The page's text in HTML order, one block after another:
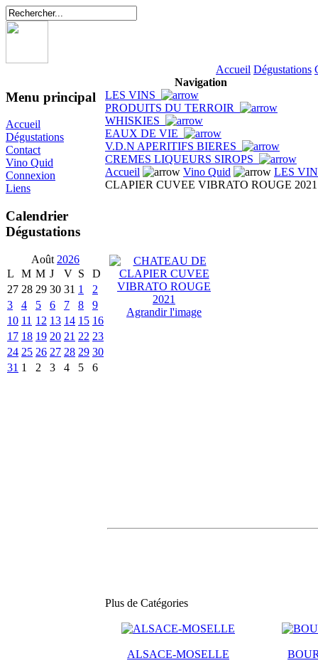
Accueil Dégustations
Menu principal
Accueil
Dégustations
Contact
Vino Quid
Connexion
Liens
Calendrier
Dégustations
Août 2026
L
M M J V S
D
27 28 29 30 31 1
2
3
4 5 6 7 8
9
10 11 12 13 14 15 16
17 18 19 20 21 22 23
24 25 26 27 28 29 30
31 1 2 3 4 5 6
Navigation
LES VINS
PRODUITS DU TERROIR
WHISKIES
EAUX DE VIE
V.D.N APERITIFS BIERES
CREMES LIQUEURS SIROPS
Accueil
Vino Quid
LES
CLAPIER CUVEE VIBRATO ROUGE 2021
Agrandir l'image
Plus de Catégories
ALSACE-MOSELLE